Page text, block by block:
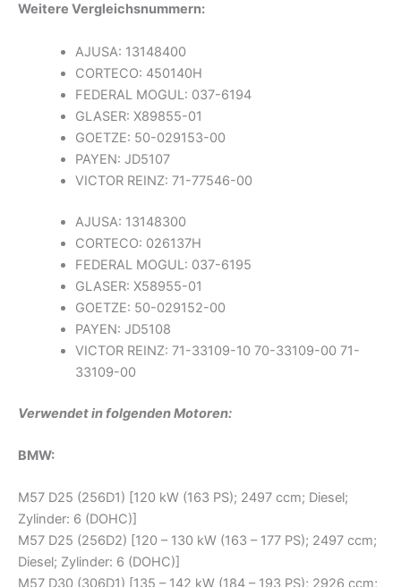
Weitere Vergleichsnummern:
AJUSA: 13148400
CORTECO: 450140H
FEDERAL MOGUL: 037-6194
GLASER: X89855-01
GOETZE: 50-029153-00
PAYEN: JD5107
VICTOR REINZ: 71-77546-00
AJUSA: 13148300
CORTECO: 026137H
FEDERAL MOGUL: 037-6195
GLASER: X58955-01
GOETZE: 50-029152-00
PAYEN: JD5108
VICTOR REINZ: 71-33109-10 70-33109-00 71-
33109-00
Verwendet in folgenden Motoren:
BMW:
M57 D25 (256D1) [120 kW (163 PS); 2497 ccm; Diesel;
Zylinder: 6 (DOHC)]
M57 D25 (256D2) [120 – 130 kW (163 – 177 PS); 2497 ccm;
Diesel; Zylinder: 6 (DOHC)]
M57 D30 (306D1) [135 – 142 kW (184 – 193 PS); 2926 ccm;